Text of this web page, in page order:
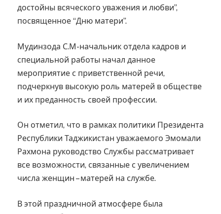
достойны всяческого уважения и любви”,
посвященное “Дню матери”.
Мудинзода С.М-начальник отдела кадров и
специальной работы начал данное
мероприятие с приветственной речи,
подчеркнув высокую роль матерей в обществе
и их преданность своей профессии.
Он отметил, что в рамках политики Президента
Республики Таджикистан уважаемого Эмомали
Рахмона руководство Службы рассматривает
все возможности, связанные с увеличением
числа женщин – матерей на службе.
В этой праздничной атмосфере была